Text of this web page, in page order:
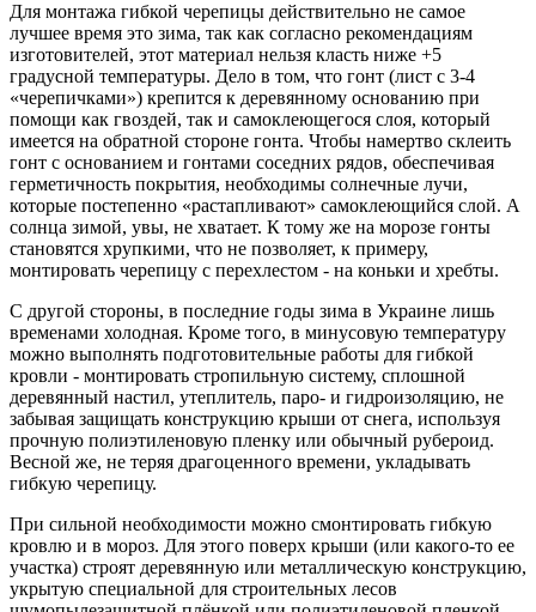
Для монтажа гибкой черепицы действительно не самое
лучшее время это зима, так как согласно рекомендациям
изготовителей, этот материал нельзя класть ниже +5
градусной температуры. Дело в том, что гонт (лист с 3-4
«черепичками») крепится к деревянному основанию при
помощи как гвоздей, так и самоклеющегося слоя, который
имеется на обратной стороне гонта. Чтобы намертво склеить
гонт с основанием и гонтами соседних рядов, обеспечивая
герметичность покрытия, необходимы солнечные лучи,
которые постепенно «растапливают» самоклеющийся слой. А
солнца зимой, увы, не хватает. К тому же на морозе гонты
становятся хрупкими, что не позволяет, к примеру,
монтировать черепицу с перехлестом - на коньки и хребты.
С другой стороны, в последние годы зима в Украине лишь
временами холодная. Кроме того, в минусовую температуру
можно выполнять подготовительные работы для гибкой
кровли - монтировать стропильную систему, сплошной
деревянный настил, утеплитель, паро- и гидроизоляцию, не
забывая защищать конструкцию крыши от снега, используя
прочную полиэтиленовую пленку или обычный рубероид.
Весной же, не теряя драгоценного времени, укладывать
гибкую черепицу.
При сильной необходимости можно смонтировать гибкую
кровлю и в мороз. Для этого поверх крыши (или какого-то ее
участка) строят деревянную или металлическую конструкцию,
укрытую специальной для строительных лесов